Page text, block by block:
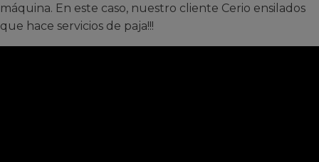
máquina. En este caso, nuestro cliente Cerio ensilados
que hace servicios de paja!!!